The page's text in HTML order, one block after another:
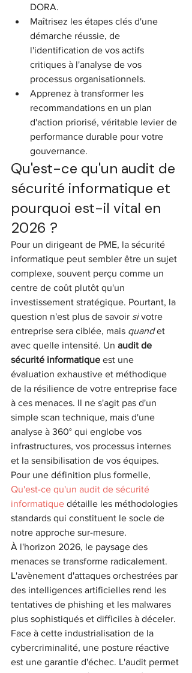
DORA.
Maîtrisez les étapes clés d'une
démarche réussie, de
l'identification de vos actifs
critiques à l'analyse de vos
processus organisationnels.
Apprenez à transformer les
recommandations en un plan
d'action priorisé, véritable levier de
performance durable pour votre
gouvernance.
Qu'est-ce qu'un audit de
sécurité informatique et
pourquoi est-il vital en
2026 ?
Pour un dirigeant de PME, la sécurité
informatique peut sembler être un sujet
complexe, souvent perçu comme un
centre de coût plutôt qu'un
investissement stratégique. Pourtant, la
question n'est plus de savoir si votre
entreprise sera ciblée, mais quand et
avec quelle intensité. Un audit de
sécurité informatique est une
évaluation exhaustive et méthodique
de la résilience de votre entreprise face
à ces menaces. Il ne s'agit pas d'un
simple scan technique, mais d'une
analyse à 360° qui englobe vos
infrastructures, vos processus internes
et la sensibilisation de vos équipes.
Pour une définition plus formelle,
Qu'est-ce qu'un audit de sécurité
informatique détaille les méthodologies
standards qui constituent le socle de
notre approche sur-mesure.
À l'horizon 2026, le paysage des
menaces se transforme radicalement.
L'avènement d'attaques orchestrées par
des intelligences artificielles rend les
tentatives de phishing et les malwares
plus sophistiqués et difficiles à déceler.
Face à cette industrialisation de la
cybercriminalité, une posture réactive
est une garantie d'échec. L'audit permet